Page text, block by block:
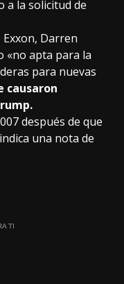
a la solicitud de
Darren
«no apta para la
para nuevas
causaron
después de que
una nota de
TI